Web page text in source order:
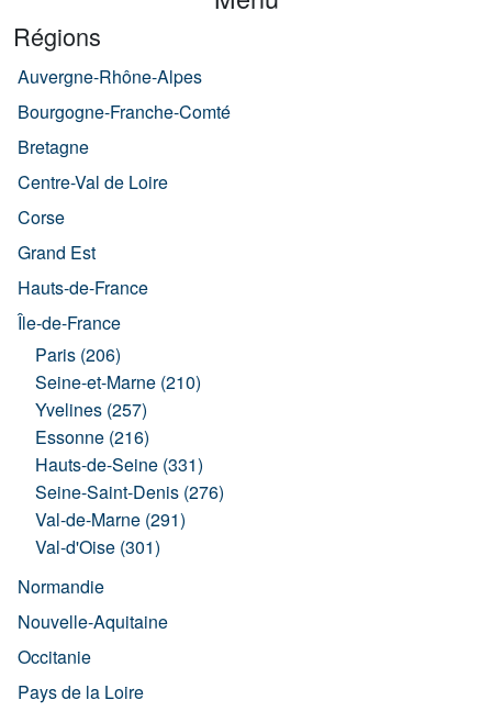
Régions
Auvergne-Rhône-Alpes
Bourgogne-Franche-Comté
Bretagne
Centre-Val de Loire
Corse
Grand Est
Hauts-de-France
Île-de-France
Paris (206)
Seine-et-Marne (210)
Yvelines (257)
Essonne (216)
Hauts-de-Seine (331)
Seine-Saint-Denis (276)
Val-de-Marne (291)
Val-d'Oise (301)
Normandie
Nouvelle-Aquitaine
Occitanie
Pays de la Loire